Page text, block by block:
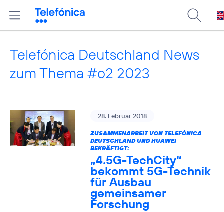
Telefónica Deutschland News
zum Thema #o2 2023
28. Februar 2018
ZUSAMMENARBEIT VON TELEFÓNICA
DEUTSCHLAND UND HUAWEI
BEKRÄFTIGT:
„4.5G-TechCity“
bekommt 5G-Technik
für Ausbau
gemeinsamer
Forschung